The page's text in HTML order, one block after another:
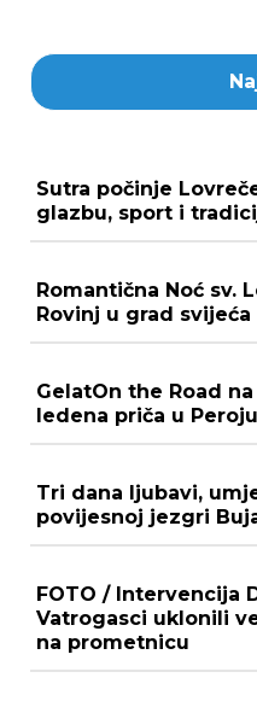
Sutra počinje
glazbu, sport i
Romantična Noć sv.
Rovinj u grad
GelatOn the Road
ledena priča u Peroju
Tri dana ljubavi,
povijesnoj jezgri
FOTO / Intervencija
Vatrogasci uklonili
na prometnicu